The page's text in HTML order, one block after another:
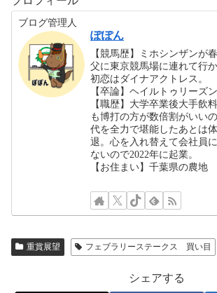
ブログ管理人
ぽぽん
【競馬歴】ミホシンザンが
父に東京競馬場に連れて行か
初恋はダイナアクトレス。
【卒論】ヘイルトゥリーズ
【職歴】大学卒業後大手飲
も博打の方が数倍割がいい
代を全力で堪能したあとは
退。心を入れ替えて会社員
ないので2022年に起業。
【お住まい】千葉県の農地
重賞展望 フェブラリーステークス 買い目
シェアする